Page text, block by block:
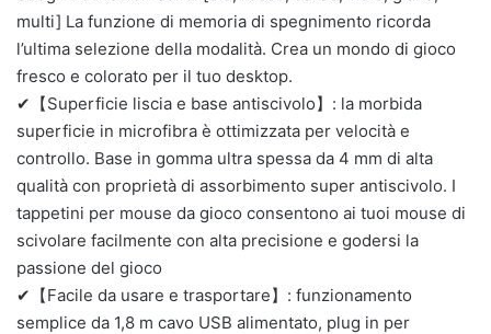
multi] La funzione di memoria di spegnimento ricorda
l’ultima selezione della modalità. Crea un mondo di gioco
fresco e colorato per il tuo desktop.
✔【Superficie liscia e base antiscivolo】: la morbida
superficie in microfibra è ottimizzata per velocità e
controllo. Base in gomma ultra spessa da 4 mm di alta
qualità con proprietà di assorbimento super antiscivolo. I
tappetini per mouse da gioco consentono ai tuoi mouse di
scivolare facilmente con alta precisione e godersi la
passione del gioco
✔【Facile da usare e trasportare】: funzionamento
semplice da 1,8 m cavo USB alimentato, plug in per